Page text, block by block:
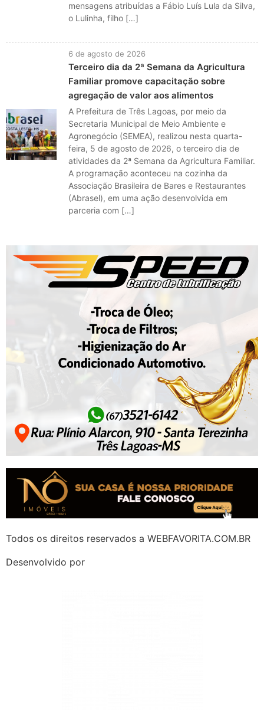
mensagens atribuídas a Fábio Luís Lula da Silva,
o Lulinha, filho […]
6 de agosto de 2026
Terceiro dia da 2ª Semana da Agricultura
Familiar promove capacitação sobre
agregação de valor aos alimentos
A Prefeitura de Três Lagoas, por meio da
Secretaria Municipal de Meio Ambiente e
Agronegócio (SEMEA), realizou nesta quarta-
feira, 5 de agosto de 2026, o terceiro dia de
atividades da 2ª Semana da Agricultura Familiar.
A programação aconteceu na cozinha da
Associação Brasileira de Bares e Restaurantes
(Abrasel), em uma ação desenvolvida em
parceria com […]
Todos os direitos reservados a WEBFAVORITA.COM.BR
Desenvolvido por